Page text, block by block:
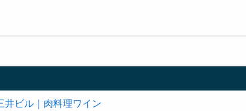
井ビル｜肉料理ワイン